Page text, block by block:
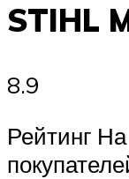
STIHL
8.9
Рейтинг